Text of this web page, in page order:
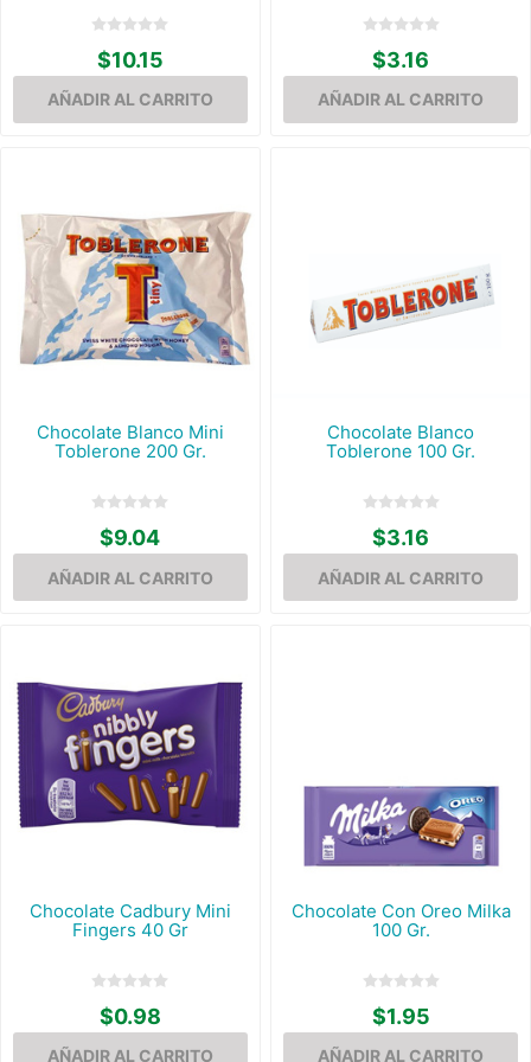
$10.15 $3.16
Chocolate Blanco Mini
Toblerone 200 Gr.
$9.04
Chocolate Blanco
Toblerone 100 Gr.
$3.16
Chocolate Cadbury Mini
Fingers 40 Gr
$0.98
Chocolate Con Oreo Milka
100 Gr.
$1.95